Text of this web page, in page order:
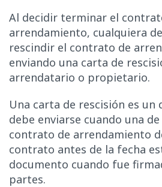
Al decidir terminar el
arrendamiento, cualquiera
rescindir el contrato de
enviando una carta de
arrendatario o propietario.
Una carta de rescisión es un
debe enviarse cuando una
contrato de arrendamiento
contrato antes de la fecha
documento cuando fue
partes.